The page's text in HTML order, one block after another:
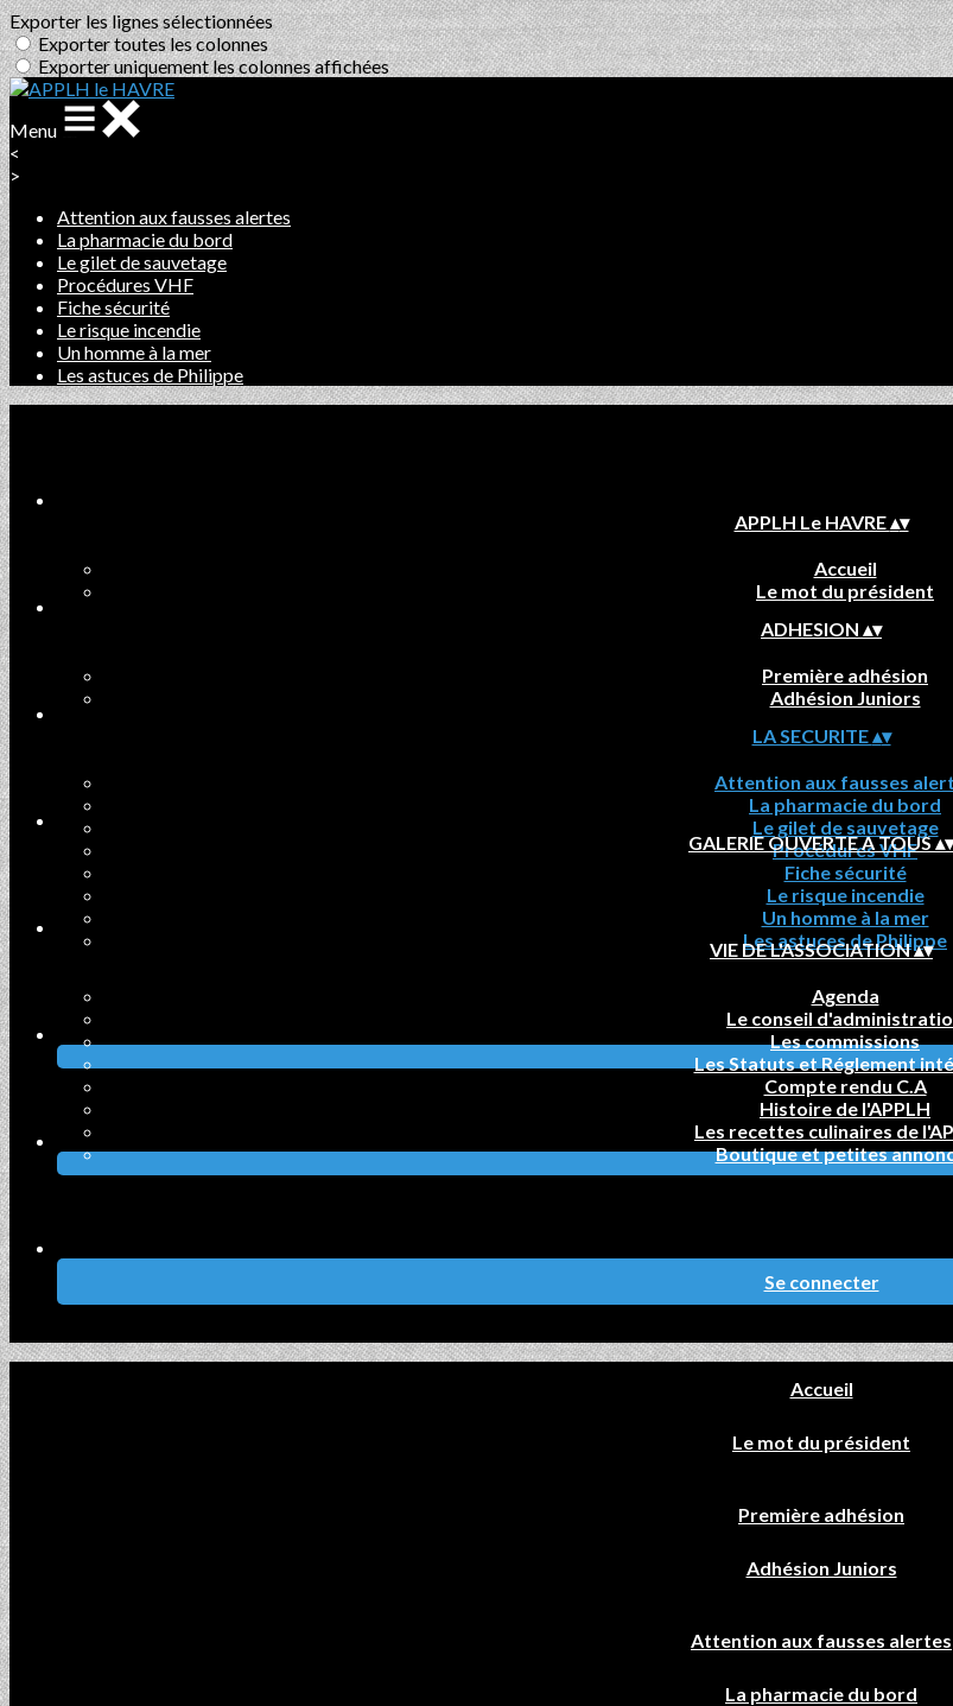
Exporter les lignes sélectionnées
Exporter toutes les colonnes
Exporter uniquement les colonnes affichées
Menu
<
>
Attention aux fausses alertes
La pharmacie du bord
Le gilet de sauvetage
Procédures VHF
Fiche sécurité
Le risque incendie
Un homme à la mer
Les astuces de Philippe
APPLH Le HAVRE▴▾
Accueil
Le mot du président
ADHESION ▴▾
Première adhésion
Adhésion Juniors
LA SECURITE▴▾
Attention aux fausses
La pharmacie du bord
Le gilet de sauvetage
Procédures VHF
Fiche sécurité
Le risque incendie
Un homme à la mer
Les astuces de Philippe
GALERIE OUVERTE A TOUS▴▾
VIE DE L'ASSOCIATION▴▾
Agenda
Le conseil
Les commissions
Les Statuts et Réglement
Compte rendu C.A
Histoire de l'APPLH
Les recettes culinaires de
Boutique et petites
Se connecter
Accueil
Le mot du président
Première adhésion
Adhésion Juniors
Attention aux fausses alertes
La pharmacie du bord